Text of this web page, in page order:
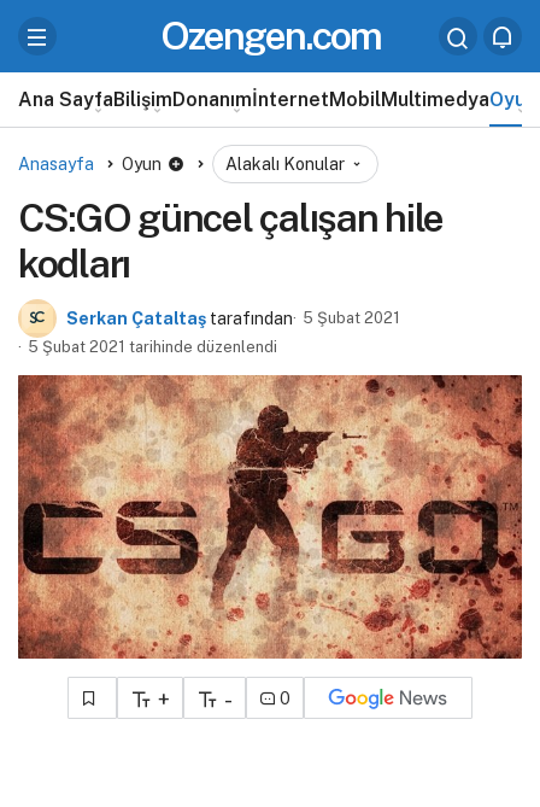
Ozengen.com
Ana SayfaBilişimDonanımİnternetMobilMultimedyaOyun
Anasayfa Oyun Alakalı Konular
CS:GO güncel çalışan hile
kodları
Serkan Çataltaş tarafından
5 Şubat 2021
5 Şubat 2021 tarihinde düzenlendi
+ - 0